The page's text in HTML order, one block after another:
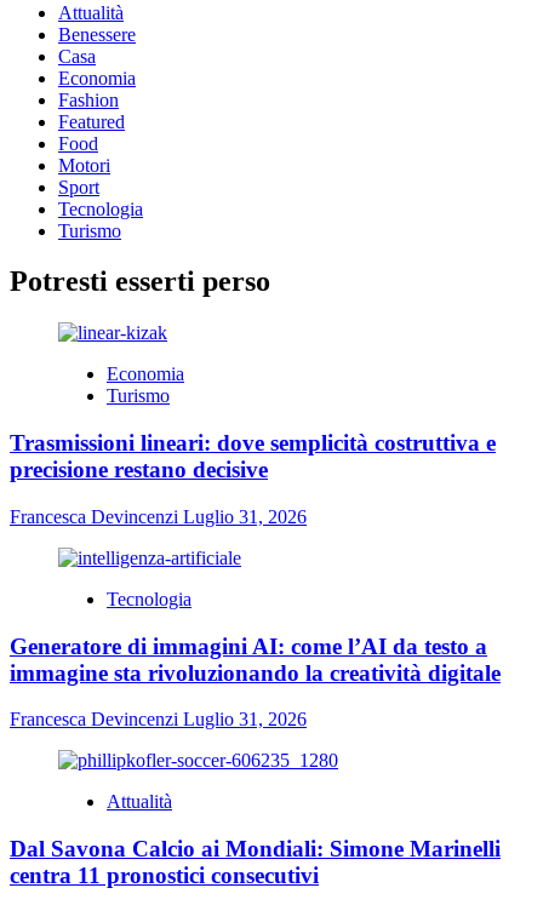
Attualità
Benessere
Casa
Economia
Fashion
Featured
Food
Motori
Sport
Tecnologia
Turismo
Potresti esserti perso
Economia
Turismo
Trasmissioni lineari: dove semplicità costruttiva e
precisione restano decisive
Francesca Devincenzi Luglio 31, 2026
Tecnologia
Generatore di immagini AI: come l’AI da testo a
immagine sta rivoluzionando la creatività digitale
Francesca Devincenzi Luglio 31, 2026
Attualità
Dal Savona Calcio ai Mondiali: Simone Marinelli
centra 11 pronostici consecutivi